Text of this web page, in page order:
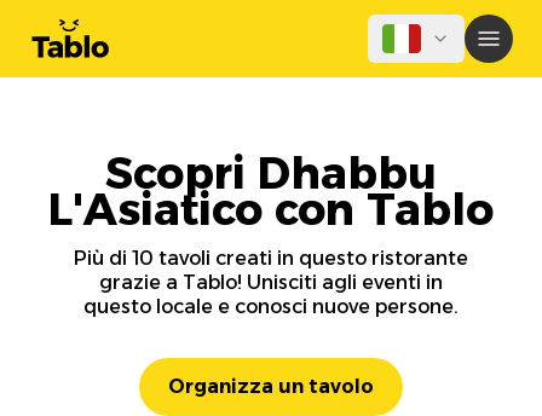
Scopri Dhabbu
L'Asiatico con Tablo
Più di 10 tavoli creati in questo ristorante
grazie a Tablo! Unisciti agli eventi in
questo locale e conosci nuove persone.
Organizza un tavolo